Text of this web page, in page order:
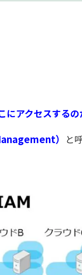
にアクセスする
）
と